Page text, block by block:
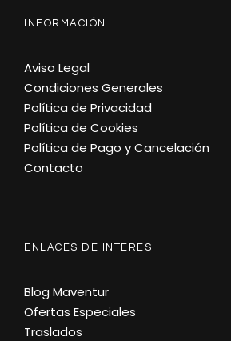
INFORMACIÓN
Aviso Legal
Condiciones Generales
Política de Privacidad
Política de Cookies
Política de Pago y Cancelación
Contacto
ENLACES DE INTERES
Blog Maventur
Ofertas Especiales
Traslados